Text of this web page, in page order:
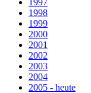
1997
1998
1999
2000
2001
2002
2003
2004
2005 - heute